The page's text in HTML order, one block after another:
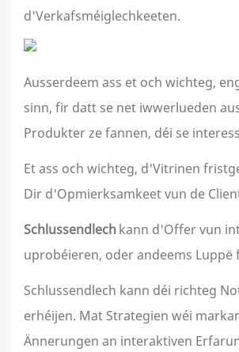
d'Verkafsméiglechkeeten.
Ausserdeem ass et och wichteg,
sinn, fir datt se net iwwerlueden
Produkter ze fannen, déi se
Et ass och wichteg, d'Vitrinen
Dir d'Opmierksamkeet vun de
Schlussendlechkann d'Offer vun
uprobéieren, oder andeems
Schlussendlech kann déi richteg
erhéijen. Mat Strategien wéi
Ännerungen an interaktiven